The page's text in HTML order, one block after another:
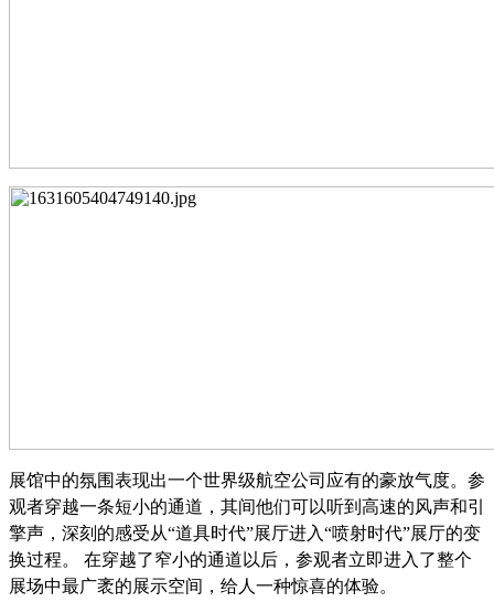
展馆中的氛围表现出一个世界级航空公司应有的豪放气度。参
观者穿越一条短小的通道，其间他们可以听到高速的风声和引
擎声，深刻的感受从“道具时代”展厅进入“喷射时代”展厅的变
换过程。 在穿越了窄小的通道以后，参观者立即进入了整个
展场中最广袤的展示空间，给人一种惊喜的体验。